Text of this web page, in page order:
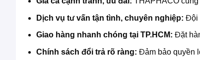
Dịch vụ tư vấn tận tình, chuyên nghiệp: Đội
Giao hàng nhanh chóng tại TP.HCM: Đặt
Chính sách đổi trả rõ ràng: Đảm bảo quyền